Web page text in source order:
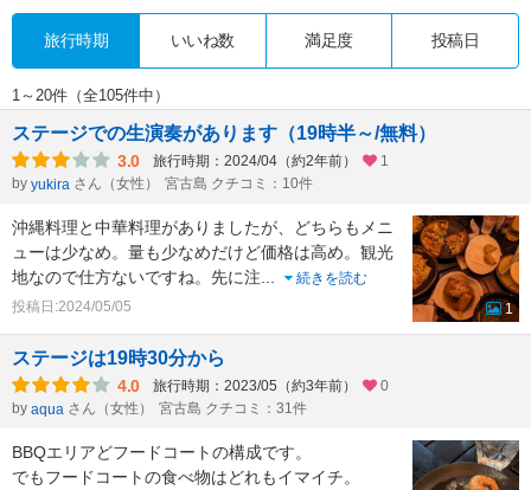
旅行時期 いいね数 満足度 投稿日
1～20件（全105件中）
ステージでの生演奏があります（19時半～/無料）
3.0 旅行時期：2024/04（約2年前）
1
by yukira さん（女性） 宮古島 クチコミ：10件
沖縄料理と中華料理がありましたが、どちらもメニ
ューは少なめ。量も少なめだけど価格は高め。観光
地なので仕方ないですね。先に注
続きを読む
投稿日:2024/05/05
1
ステージは19時30分から
4.0 旅行時期：2023/05（約3年前）
0
by aqua さん（女性） 宮古島 クチコミ：31件
BBQエリアどフードコートの構成です。
でもフードコートの食べ物はどれもイマイチ。